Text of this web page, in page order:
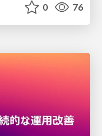
0 76